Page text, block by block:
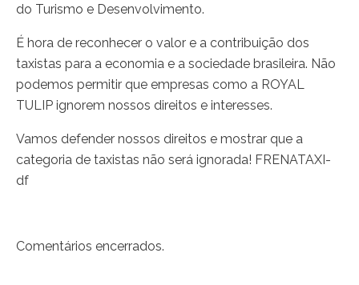
do Turismo e Desenvolvimento.
É hora de reconhecer o valor e a contribuição dos
taxistas para a economia e a sociedade brasileira. Não
podemos permitir que empresas como a ROYAL
TULIP ignorem nossos direitos e interesses.
Vamos defender nossos direitos e mostrar que a
categoria de taxistas não será ignorada! FRENATAXI-
df
Comentários encerrados.